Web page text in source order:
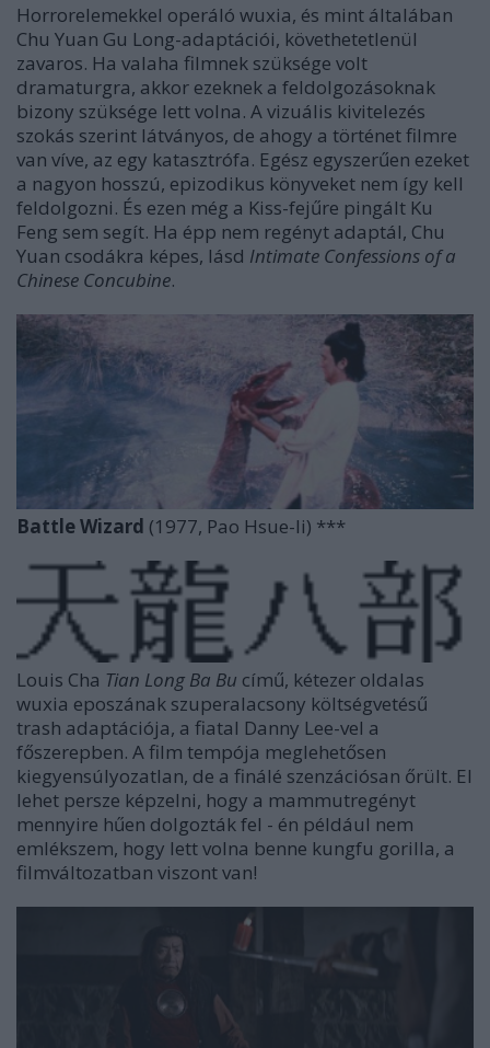
Horrorelemekkel operáló wuxia, és mint általában
Chu Yuan Gu Long-adaptációi, követhetetlenül
zavaros. Ha valaha filmnek szüksége volt
dramaturgra, akkor ezeknek a feldolgozásoknak
bizony szüksége lett volna. A vizuális kivitelezés
szokás szerint látványos, de ahogy a történet filmre
van víve, az egy katasztrófa. Egész egyszerűen ezeket
a nagyon hosszú, epizodikus könyveket nem így kell
feldolgozni. És ezen még a Kiss-fejűre pingált Ku
Feng sem segít. Ha épp nem regényt adaptál, Chu
Yuan csodákra képes, lásd Intimate Confessions of a
Chinese Concubine.
Battle Wizard (1977, Pao Hsue-li) ***
Louis Cha Tian Long Ba Bu című, kétezer oldalas
wuxia eposzának szuperalacsony költségvetésű
trash adaptációja, a fiatal Danny Lee-vel a
főszerepben. A film tempója meglehetősen
kiegyensúlyozatlan, de a finálé szenzációsan őrült. El
lehet persze képzelni, hogy a mammutregényt
mennyire hűen dolgozták fel - én például nem
emlékszem, hogy lett volna benne kungfu gorilla, a
filmváltozatban viszont van!